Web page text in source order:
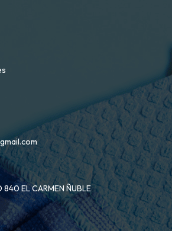
840 EL CARMEN ÑUBLE